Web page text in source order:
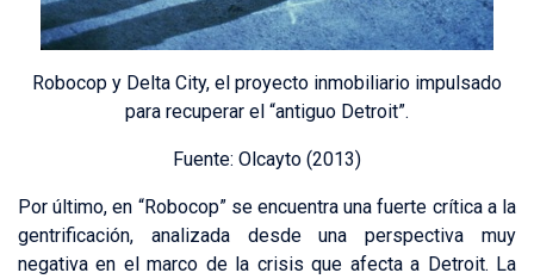
Robocop y Delta City, el proyecto inmobiliario impulsado
para recuperar el “antiguo Detroit”.
Fuente: Olcayto (2013)
Por último, en “Robocop” se encuentra una fuerte crítica a la
gentrificación, analizada desde una perspectiva muy
negativa en el marco de la crisis que afecta a Detroit. La